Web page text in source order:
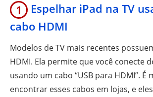
1
Espelhar iPad na TV
cabo HDMI
Modelos de TV mais recentes
HDMI. Ela permite que você conecte
usando um cabo “USB para HDMI”. É
encontrar esses cabos em lojas, e